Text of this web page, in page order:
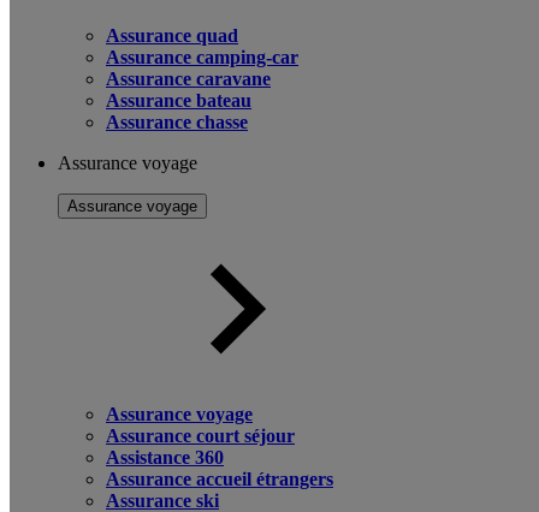
Assurance quad
Assurance camping-car
Assurance caravane
Assurance bateau
Assurance chasse
Assurance voyage
Assurance voyage
Assurance voyage
Assurance court séjour
Assistance 360
Assurance accueil étrangers
Assurance ski